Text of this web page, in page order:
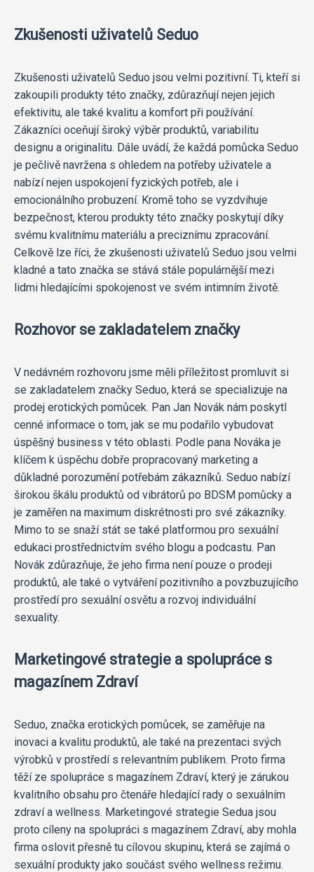
Zkušenosti uživatelů Seduo
Zkušenosti uživatelů Seduo jsou velmi pozitivní. Ti, kteří si
zakoupili produkty této značky, zdůrazňují nejen jejich
efektivitu, ale také kvalitu a komfort při používání.
Zákazníci oceňují široký výběr produktů, variabilitu
designu a originalitu. Dále uvádí, že každá pomůcka Seduo
je pečlivě navržena s ohledem na potřeby uživatele a
nabízí nejen uspokojení fyzických potřeb, ale i
emocionálního probuzení. Kromě toho se vyzdvihuje
bezpečnost, kterou produkty této značky poskytují díky
svému kvalitnímu materiálu a preciznímu zpracování.
Celkově lze říci, že zkušenosti uživatelů Seduo jsou velmi
kladné a tato značka se stává stále populárnější mezi
lidmi hledajícími spokojenost ve svém intimním životě.
Rozhovor se zakladatelem značky
V nedávném rozhovoru jsme měli příležitost promluvit si
se zakladatelem značky Seduo, která se specializuje na
prodej erotických pomůcek. Pan Jan Novák nám poskytl
cenné informace o tom, jak se mu podařilo vybudovat
úspěšný business v této oblasti. Podle pana Nováka je
klíčem k úspěchu dobře propracovaný marketing a
důkladné porozumění potřebám zákazníků. Seduo nabízí
širokou škálu produktů od vibrátorů po BDSM pomůcky a
je zaměřen na maximum diskrétnosti pro své zákazníky.
Mimo to se snaží stát se také platformou pro sexuální
edukaci prostřednictvím svého blogu a podcastu. Pan
Novák zdůrazňuje, že jeho firma není pouze o prodeji
produktů, ale také o vytváření pozitivního a povzbuzujícího
prostředí pro sexuální osvětu a rozvoj individuální
sexuality.
Marketingové strategie a spolupráce s
magazínem Zdraví
Seduo, značka erotických pomůcek, se zaměřuje na
inovaci a kvalitu produktů, ale také na prezentaci svých
výrobků v prostředí s relevantním publikem. Proto firma
těží ze spolupráce s magazínem Zdraví, který je zárukou
kvalitního obsahu pro čtenáře hledající rady o sexuálním
zdraví a wellness. Marketingové strategie Sedua jsou
proto cíleny na spolupráci s magazínem Zdraví, aby mohla
firma oslovit přesně tu cílovou skupinu, která se zajímá o
sexuální produkty jako součást svého wellness režimu.